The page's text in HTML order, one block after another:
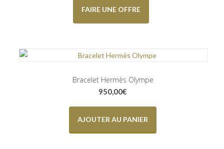
FAIRE UNE OFFRE
Bracelet Hermès Olympe
950,00€
AJOUTER AU PANIER